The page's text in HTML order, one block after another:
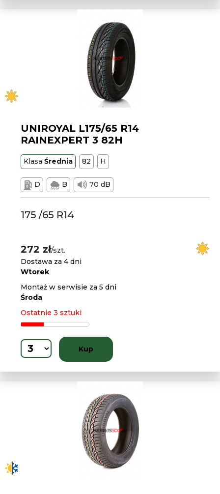
UNIROYAL L175/65 R14
RAINEXPERT 3 82H
KlasaŚrednia 82 H
D B 70 dB
175 /65 R14
272 zł/szt.
Dostawa za 4 dni
Wtorek
Montaż w serwisie za 5 dni
Środa
Ostatnie 3 sztuki
Kup